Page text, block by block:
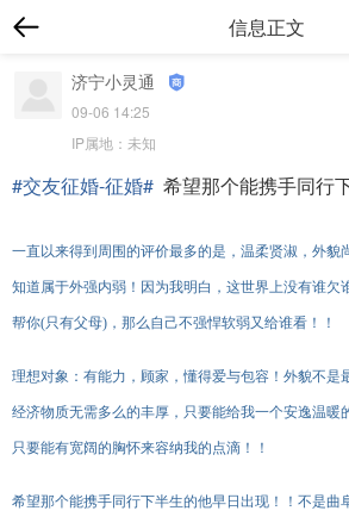
信息正文
济宁小灵通
09-06 14:25
IP属地： 未知
#交友征婚-征婚# 希望那个能携手同行
一直以来得到周围的评价最多的是，温柔贤淑，外貌
知道属于外强内弱！因为我明白，这世界上没有谁欠
帮你(只有父母)，那么自己不强悍软弱又给谁看！！
理想对象： 有能力，顾家，懂得爱与包容！外貌不是
经济物质无需多么的丰厚，只要能给我一个安逸温暖
只要能有宽阔的胸怀来容纳我的点滴！！
希望那个能携手同行下半生的他早日出现！！不是曲